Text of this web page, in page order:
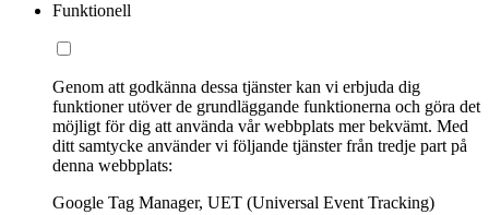
Funktionell
Genom att godkänna dessa tjänster kan vi erbjuda dig
funktioner utöver de grundläggande funktionerna och göra det
möjligt för dig att använda vår webbplats mer bekvämt. Med
ditt samtycke använder vi följande tjänster från tredje part på
denna webbplats:
Google Tag Manager, UET (Universal Event Tracking)